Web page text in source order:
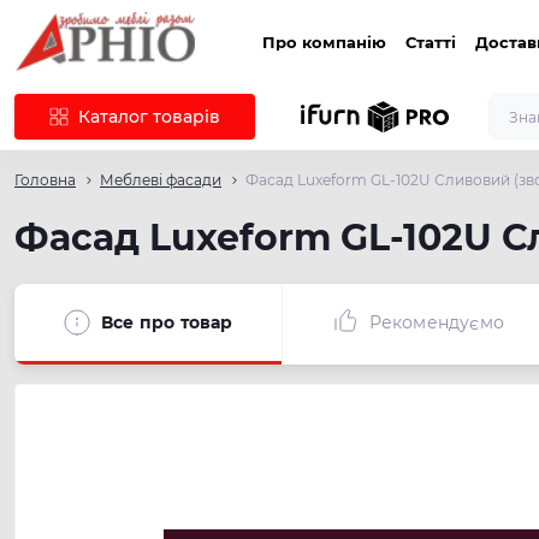
Про компанію Статті
Каталог товарів
Головна Меблеві фасади Фасад Luxeform GL-102U Сливовий
Фасад Luxeform GL-102U
Все про товар Рекомендуємо